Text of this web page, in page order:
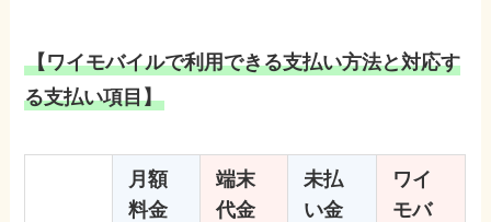
【ワイモバイルで利用できる支払い方法と対応す
る支払い項目】
月額
料金
端末
代金
未払
い金
ワイ
モバ